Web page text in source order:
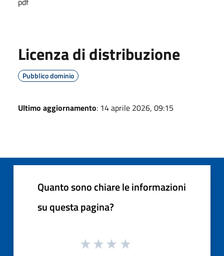
Licenza di distribuzione
Pubblico dominio
Ultimo aggiornamento: 14 aprile 2026, 09:15
Quanto sono chiare le informazioni
su questa pagina?